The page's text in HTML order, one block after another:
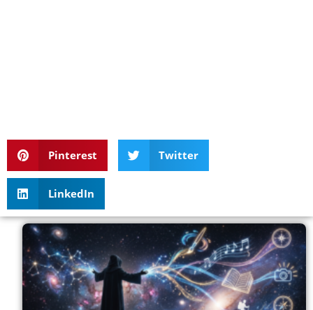
Pinterest Twitter
LinkedIn